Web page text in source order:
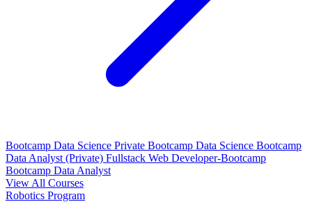
Bootcamp Data Science Private Bootcamp Data Science Bootcamp
Data Analyst (Private) Fullstack Web Developer-Bootcamp
Bootcamp Data Analyst
View All Courses
Robotics Program